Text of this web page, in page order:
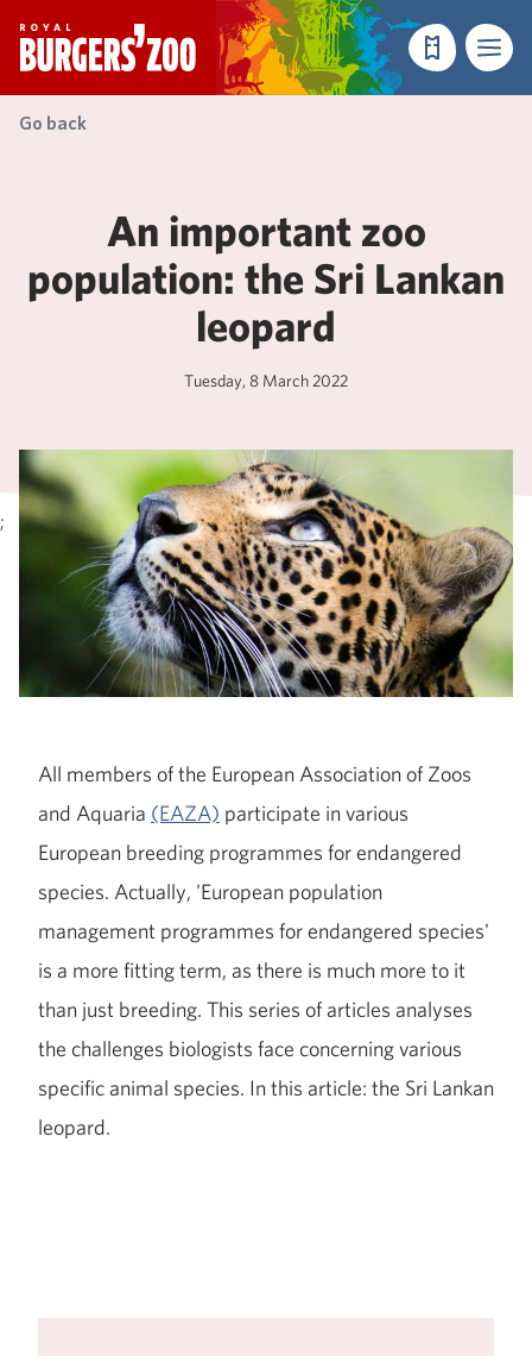
- Homepage
Make aMenu
Go back
;
An important zoo
population: the Sri Lankan
leopard
Tuesday, 8 March 2022
All members of the European Association of Zoos
and Aquaria (EAZA) participate in various
European breeding programmes for endangered
species. Actually, 'European population
management programmes for endangered species'
is a more fitting term, as there is much more to it
than just breeding. This series of articles analyses
the challenges biologists face concerning various
specific animal species. In this article: the Sri Lankan
leopard.